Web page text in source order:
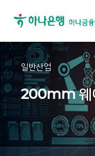
일반산업
200mm 웨